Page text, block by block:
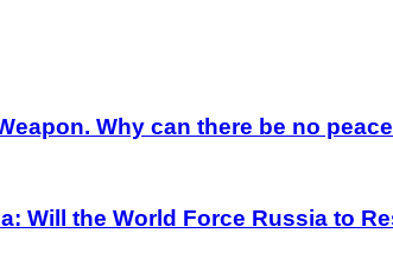
Why can there be no
Will the World Force Russia to